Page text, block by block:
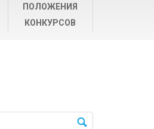
ПОЛОЖЕНИЯ
КОНКУРСОВ